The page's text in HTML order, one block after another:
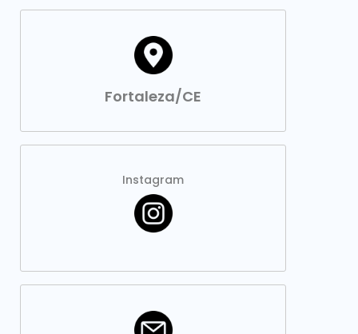
Fortaleza/CE
Instagram